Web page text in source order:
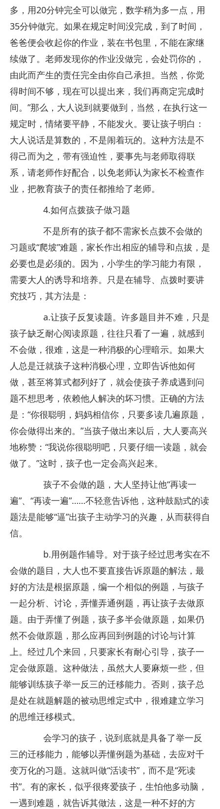
多，用20分钟完全可以做完，数学稍为多一点，用
35分钟做完。如果在规定时间没完成，到了时间，
爸爸便会收起你的作业，装在书包里，不能在家继
续做了。老师发现你的作业没做完，会处罚你的，
由此而产生的责任完全由你自己承担。当然，你觉
得时间不够，现在可以提出来，我们再商定完成时
间。”那么，大人说到就要做到，当然，在执行这一
规定时，情绪要平静，不能发火。要让孩子明白：
大人说话是算数的，不是闹着玩的。这种方法是不
得己而为之，带有强迫性，要事先与老师取得联
系，请老师作好配合，以免老师认为家长不检查作
业，把教育孩子的责任都推给了老师。
4.如何点拨孩子做习题
不是所有的孩子都不需家长点拨不会做的
习题或“爬坡”难题，家长作出相应的辅导和点拔，是
必要也是必须的。因为，小学生的学习能力有限，
需要大人的诱导和培养。只是在辅导、点拨时要讲
究技巧，其方法是：
a.让孩子反复读题。许多题目并不难，只是
孩子缺乏耐心阅读原题，往往只看了一遍，就感到
不会做，很难，这是一种消极的心理暗示。如果大
人总是迁就孩子这种消极心理，立即告诉他如何
做，甚至将算式都列好了，就会使孩子养成遇到问
题不想思考，依赖他人解决的坏习惯。正确的方法
是：“你很聪明，妈妈相信你，只要多读几遍原题，
你会做得出来的。”当孩子做出来以后，大人要高兴
地称赞：“我说你很聪明吧，只要仔细一读题，就会
做了。”这时，孩子也一定会高兴起来。
孩子不会做的题，大人坚持让他“再读一
遍”、“再读一遍”……不轻意告诉他，这种鼓励式的读
题法是能够“逼”出孩子主动学习的兴趣，从而获得自
信。
b.用例题作辅导。对于孩子经过思考实在不
会做的题目，大人也不要直接告诉原题的解法，最
好的方法是根据原题，编一个相似的例题，与孩子
一起分析、讨论，弄懂弄通例题，再让孩子去做原
题。由于弄懂了例题，孩子多半会做原题，如果仍
然不会做原题，那么应再回到例题的讨论与计算
上。经过几个来回，只要家长有耐心引导，孩子一
定会做原题。这种做法，虽然大人要麻烦一些，但
能够训练孩子举一反三的迁移能力。否则，孩子总
是处在就题解题的被动思维定式中，很难建立学习
的思维迁移模式。
会学习的孩子，说到底就是具备了举一反
三的迁移能力，能够以弄懂例题为基础，去应对千
变万化的习题。这就叫做“活读书”，而不是“死读
书”。有的家长，似乎很疼爱孩子，生怕他多动脑，
一遇到难题，就告诉其做法，这是一种不好的方